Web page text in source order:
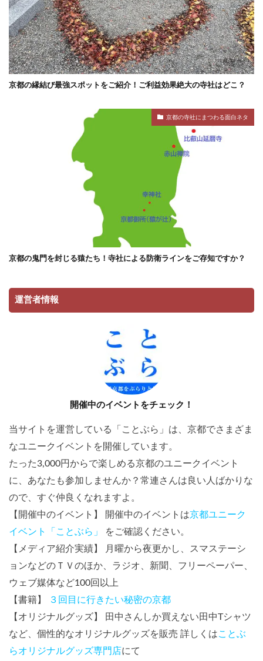
京都の縁結び最強スポットをご紹介！ご利益効果絶大の寺社はどこ？
京都の寺社にまつわる面白ネタ
京都の鬼門を封じる猿たち！寺社による防衛ラインをご存知ですか？
運営者情報
開催中のイベントをチェック！
当サイトを運営している「ことぶら」は、京都でさまざま
なユニークイベントを開催しています。
たった3,000円からで楽しめる京都のユニークイベント
に、あなたも参加しませんか？常連さんは良い人ばかりな
ので、すぐ仲良くなれますよ。
【開催中のイベント】 開催中のイベントは京都ユニーク
イベント「ことぶら」
をご確認ください。
【メディア紹介実績】 月曜から夜更かし、スマステーシ
ョンなどのＴＶのほか、ラジオ、新聞、フリーペーパー、
ウェブ媒体など100回以上
【書籍】
３回目に行きたい秘密の京都
【オリジナルグッズ】 田中さんしか買えない田中Tシャツ
など、個性的なオリジナルグッズを販売 詳しくはことぶ
らオリジナルグッズ専門店にて